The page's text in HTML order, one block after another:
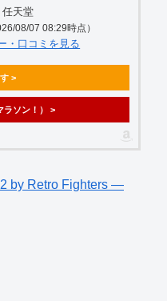
任天堂
08/07 08:29時点）
・口コミを見る
>
ラソン！） >
by Retro Fighters —